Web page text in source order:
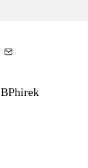
BPhirek